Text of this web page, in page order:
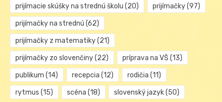
prijímacie skúšky na strednú školu (20) prijímačky(97)
prijímačky na strednú (62)
prijímačky z matematiky(21)
prijímačky zo slovenčiny(22) príprava na VŠ (13)
publikum (14) recepcia (12) rodičia (11)
rytmus (15) scéna (18) slovenský jazyk(50)